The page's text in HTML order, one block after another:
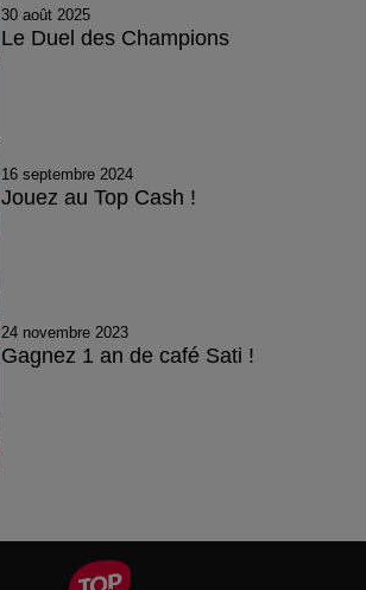
30 août 2025
Le Duel des Champions
16 septembre 2024
Jouez au Top Cash !
24 novembre 2023
Gagnez 1 an de café Sati !